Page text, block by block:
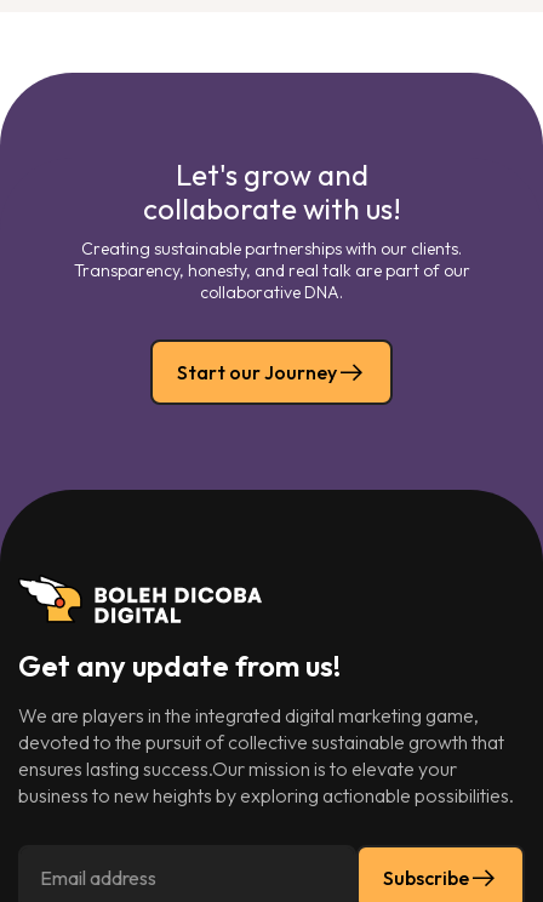
Let's grow and
collaborate with us!
Creating sustainable partnerships with our clients.
Transparency, honesty, and real talk are part of our
collaborative DNA.
Start our Journey
Get any update from us!
We are players in the integrated digital marketing game,
devoted to the pursuit of collective sustainable growth that
ensures lasting success.Our mission is to elevate your
business to new heights by exploring actionable possibilities.
Subscribe